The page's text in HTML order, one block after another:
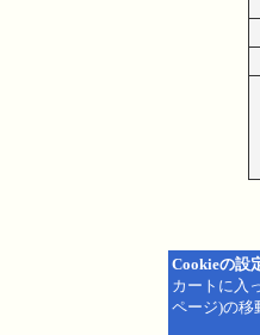
Cookieの設
カートに入
ページ)の移